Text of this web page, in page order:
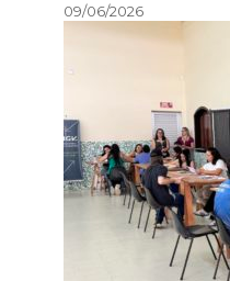
09/06/2026